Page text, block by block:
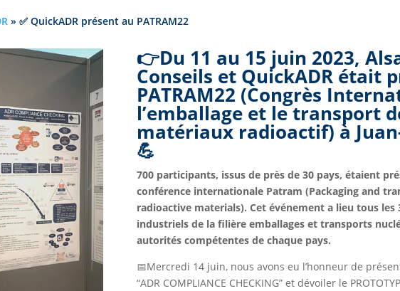
»✅ QuickADR présent au PATRAM22
👉Du 11 au 15 juin 2023,
Conseils et QuickADR était
PATRAM22 (Congrès
l’emballage et le transport
matériaux radioactif) à
💪
700 participants, issus de près de 30 pays, étaient
conférence internationale Patram (Packaging and
radioactive materials). Cet événement a lieu tous les
industriels de la filière emballages et transports
autorités compétentes de chaque pays.
📅Mercredi 14 juin, nous avons eu l’honneur de
“ADR COMPLIANCE CHECKING” et dévoiler le